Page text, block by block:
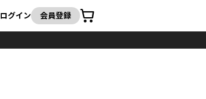
ログイン 会員登録
カート